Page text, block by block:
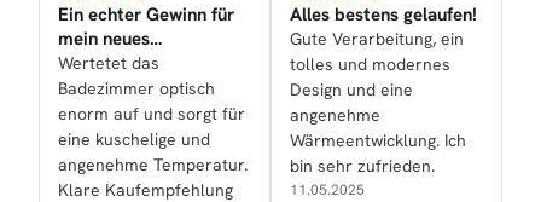
Ein echter Gewinn für
mein neues
Badezimmer
Wertetet das
Badezimmer optisch
enorm auf und sorgt für
eine kuschelige und
angenehme Temperatur.
Klare Kaufempfehlung
Alles bestens gelaufen!
Gute Verarbeitung, ein
tolles und modernes
Design und eine
angenehme
Wärmeentwicklung. Ich
bin sehr zufrieden.
11.05.2025